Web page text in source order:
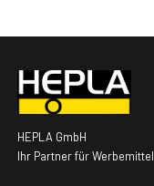
HEPLA GmbH
Ihr Partner für Werbemittel